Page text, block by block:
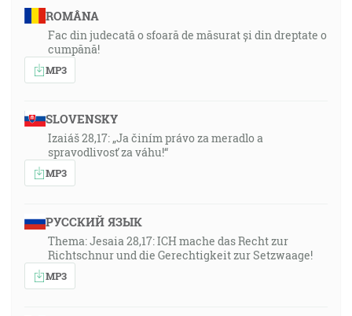
ROMÂNA
Fac din judecată o sfoară de măsurat și din dreptate o
cumpănă!
MP3
SLOVENSKY
Izaiáš 28,17: „Ja činím právo za meradlo a
spravodlivosť za váhu!“
MP3
РУССКИЙ ЯЗЫК
Thema: Jesaia 28,17: ICH mache das Recht zur
Richtschnur und die Gerechtigkeit zur Setzwaage!
MP3